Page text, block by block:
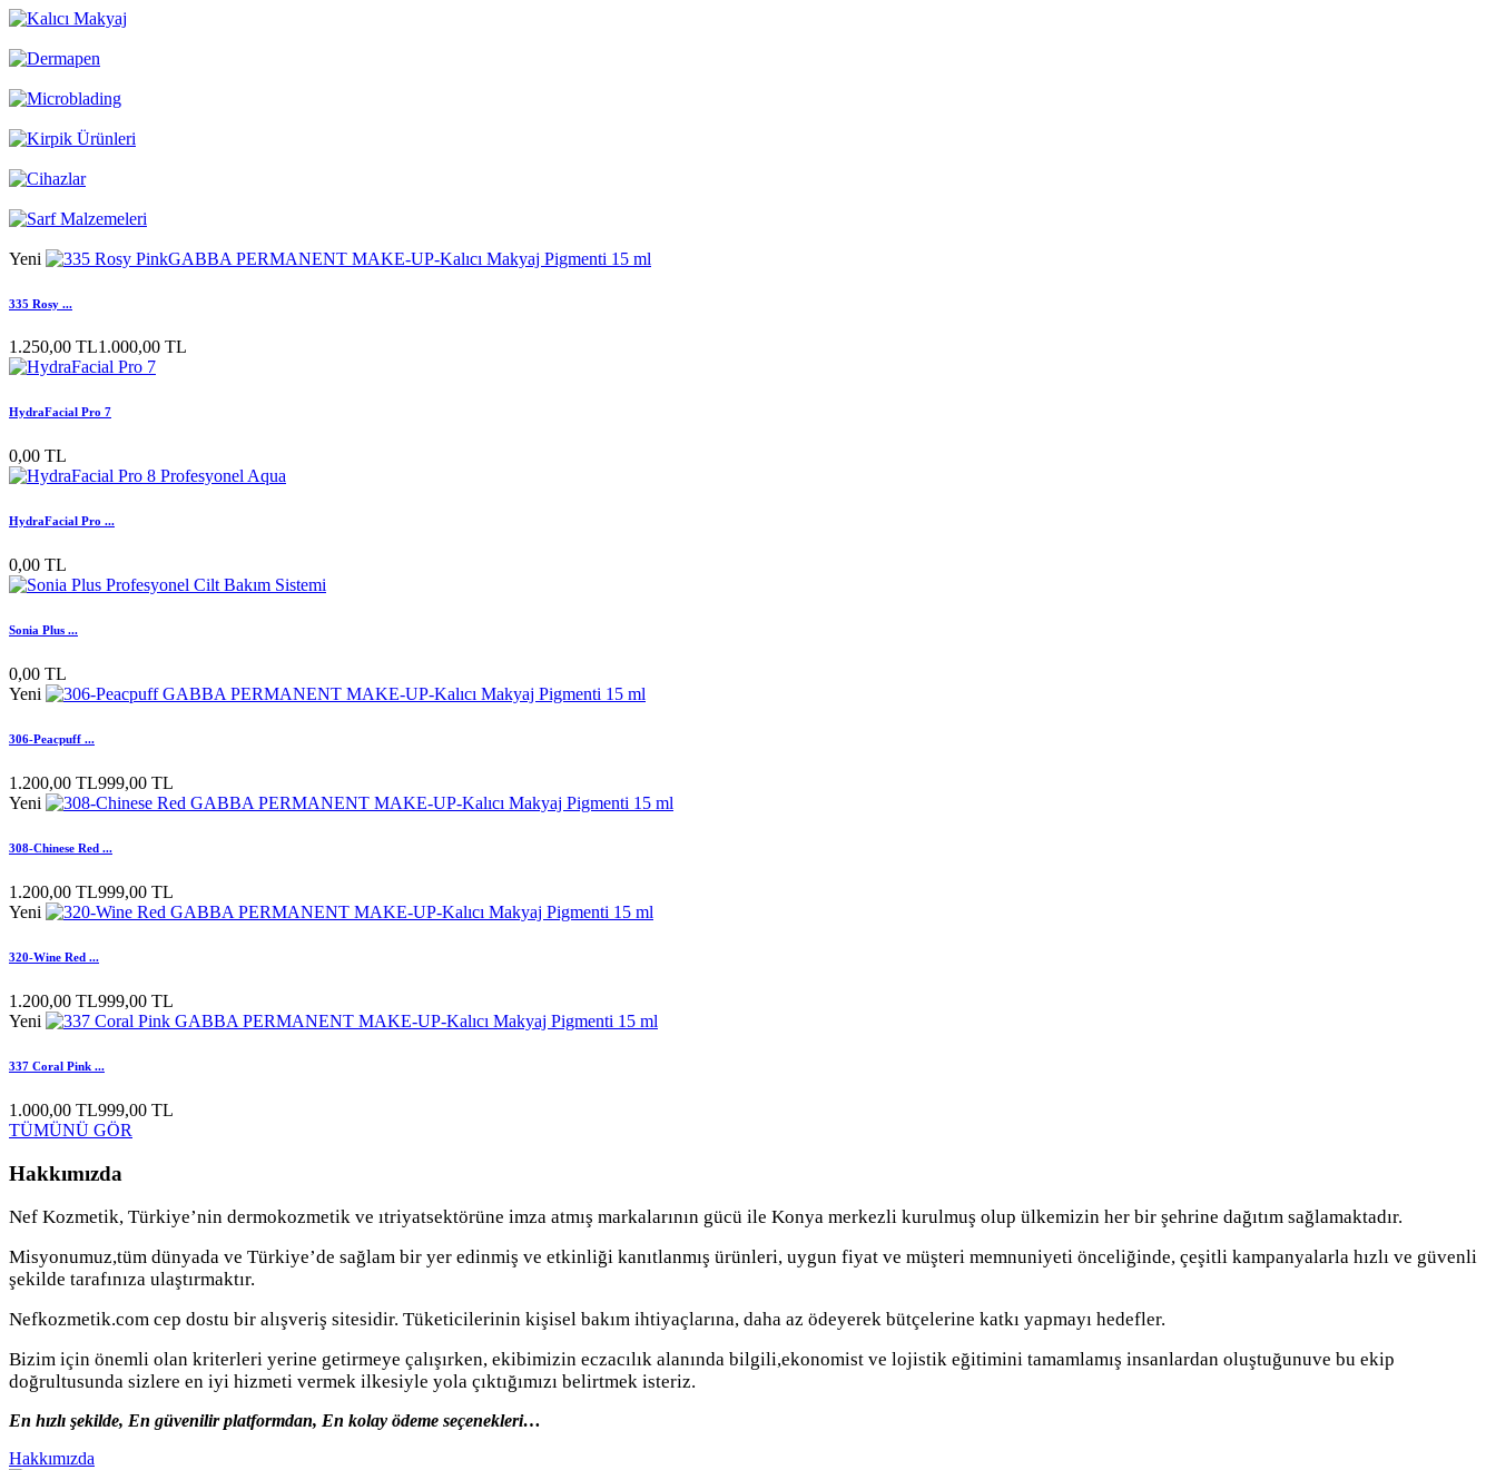
Yeni
335 Rosy ...
1.250,00 TL1.000,00 TL
HydraFacial Pro 7
0,00 TL
HydraFacial Pro ...
0,00 TL
Sonia Plus ...
0,00 TL
Yeni
306-Peacpuff ...
1.200,00 TL999,00 TL
Yeni
308-Chinese Red ...
1.200,00 TL999,00 TL
Yeni
320-Wine Red ...
1.200,00 TL999,00 TL
Yeni
337 Coral Pink ...
1.000,00 TL999,00 TL
TÜMÜNÜ GÖR
Hakkımızda
Nef Kozmetik, Türkiye’nin dermokozmetik ve ıtriyatsektörüne imza atmış markalarının gücü ile Konya merkezli kurulmuş olup ülkemizin her bir şehrine dağıtım sağlamaktadır.
Misyonumuz,tüm dünyada ve Türkiye’de sağlam bir yer edinmiş ve etkinliği kanıtlanmış ürünleri, uygun fiyat ve müşteri memnuniyeti önceliğinde, çeşitli kampanyalarla hızlı ve güvenli
şekilde tarafınıza ulaştırmaktır.
Nefkozmetik.com cep dostu bir alışveriş sitesidir. Tüketicilerinin kişisel bakım ihtiyaçlarına, daha az ödeyerek bütçelerine katkı yapmayı hedefler.
Bizim için önemli olan kriterleri yerine getirmeye çalışırken, ekibimizin eczacılık alanında bilgili,ekonomist ve lojistik eğitimini tamamlamış insanlardan oluştuğunuve bu ekip
doğrultusunda sizlere en iyi hizmeti vermek ilkesiyle yola çıktığımızı belirtmek isteriz.
En hızlı şekilde, En güvenilir platformdan, En kolay ödeme seçenekleri…
Hakkımızda